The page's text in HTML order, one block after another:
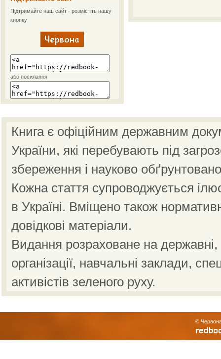
Підтримайте наш сайт - розмістіть нашу
кнопку
або посилання
Книга є офіційним державним
України, які перебувають під
збереження і науково
Кожна стаття супроводжується
в Україні. Вміщено також
довідкові матеріали.
Видання розраховане на державні,
організації, навчальні заклади,
активістів зеленого руху.
©